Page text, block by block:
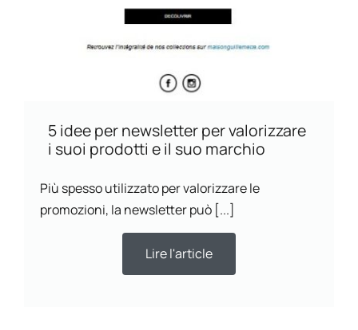
5 idee per newsletter per valorizzare
i suoi prodotti e il suo marchio
Più spesso utilizzato per valorizzare le
promozioni, la newsletter può [...]
Lire l'article